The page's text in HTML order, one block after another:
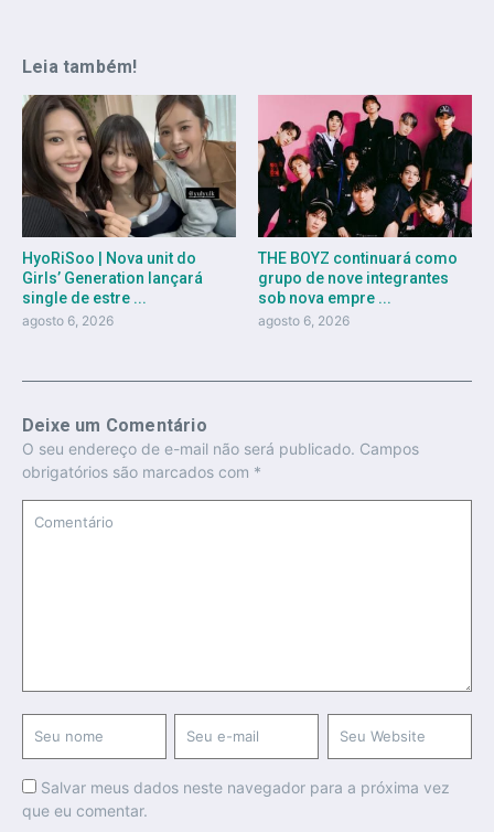
Leia também!
HyoRiSoo | Nova unit do
Girls’ Generation lançará
single de estre ...
agosto 6, 2026
THE BOYZ continuará como
grupo de nove integrantes
sob nova empre ...
agosto 6, 2026
Deixe um Comentário
O seu endereço de e-mail não será publicado. Campos
obrigatórios são marcados com *
Salvar meus dados neste navegador para a próxima vez
que eu comentar.